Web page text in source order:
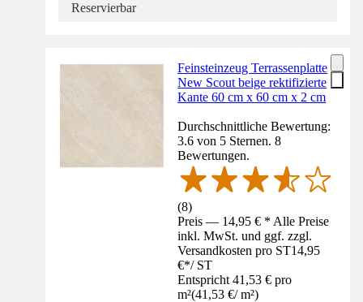
Reservierbar
Feinsteinzeug Terrassenplatte
New Scout beige rektifizierte
Kante 60 cm x 60 cm x 2 cm
Durchschnittliche Bewertung:
3.6 von 5 Sternen. 8
Bewertungen.
(8)
Preis — 14,95 € * Alle Preise
inkl. MwSt. und ggf. zzgl.
Versandkosten pro ST14,95
€*/ ST
Entspricht 41,53 € pro
m²(41,53 €/ m²)